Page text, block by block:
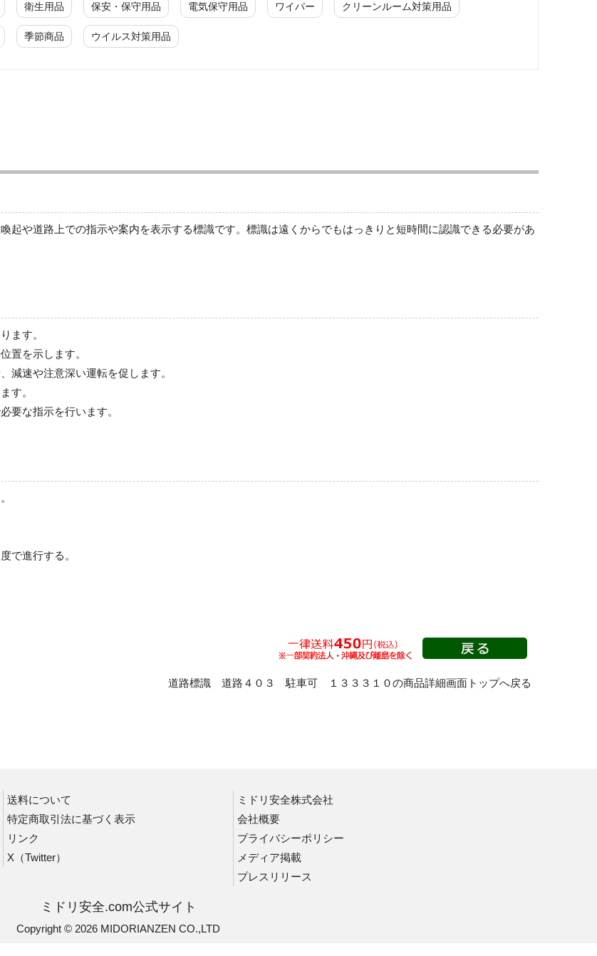
衛生用品 保安・保守用品 電気保守用品 ワイパー クリーンルーム対策用品
季節商品 ウイルス対策用品
防災
JIS配管識別方向標識
起や道路上での指示や案内を表示する標識です。標識は遠くからでもはっきりと短時間に認識できる必要があ
ます。
置を示します。
減速や注意深い運転を促します。
す。
要な指示を行います。
で進行する。
道路標識 道路４０３ 駐車可 １３３３１０の商品詳細画面トップへ戻る
送料について
特定商取引法に基づく表示
リンク
X（Twitter）
ミドリ安全株式会社
会社概要
プライバシーポリシー
メディア掲載
プレスリリース
ミドリ安全.com公式サイト
Copyright © 2026 MIDORIANZEN CO.,LTD